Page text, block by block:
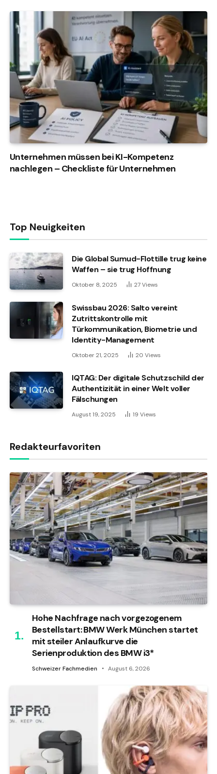
Unternehmen müssen bei KI-Kompetenz
nachlegen – Checkliste für Unternehmen
Top Neuigkeiten
Die Global Sumud-Flottille trug keine
Waffen – sie trug Hoffnung
Oktober 8, 2025 27Views
Swissbau 2026: Salto vereint
Zutrittskontrolle mit
Türkommunikation, Biometrie und
Identity-Management
Oktober 21, 2025 20 Views
IQTAG: Der digitale Schutzschild der
Authentizität in einer Welt voller
Fälschungen
August 19, 2025 19 Views
Redakteurfavoriten
Hohe Nachfrage nach vorgezogenem
Bestellstart: BMW Werk München startet
mit steiler Anlaufkurve die
Serienproduktion des BMW i3*
Schweizer Fachmedien August 6, 2026